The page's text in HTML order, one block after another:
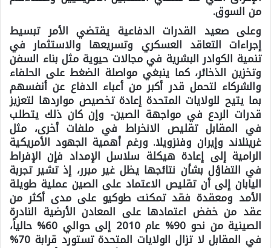
من السوق.
وعلى صعيد القدرات الدفاعية يقتضي الأمر تبسيط
إجراءات التعاقد العسكري وتسريعها والاستثمار في
تنمية الكوادر البشرية في مجالات حيوية مثل بناء السفن
وتخزين الذخائر، كما ينبغي مواصلة الضغط على الحلفاء
والشركاء لتحمل قدر أكبر من أعباء الدفاع عن أنفسهم
بما يتيح للولايات المتحدة إعادة تخصيص مواردها لتعزيز
قدرات الردع في مواجهة الصين- وإن كان ذلك يتطلب
في المقابل تقليص الانخراط في ملفات أخرى، مثل
غرينلاند وإيران وفنزويلا. ورغم أهمية الجهود الأمريكية
الرامية إلى إعادة هيكلة سلاسل الإمداد فإن الإفراط
في التفاؤل بشأن نتائجها يظل غير مبرر، إذ تشير تجربة
اليابان إلى أن تقليص الاعتماد على الصين عملية طويلة
الأمد ومعقدة فقد تمكنت طوكيو على مدى أكثر من
عقد من خفض اعتمادها على المعادن الأرضية النادرة
الصينية من نحو 90% عام 2010 إلى حوالي 60% حالياً،
في المقابل لا تزال الولايات المتحدة تستورد قرابة 70%